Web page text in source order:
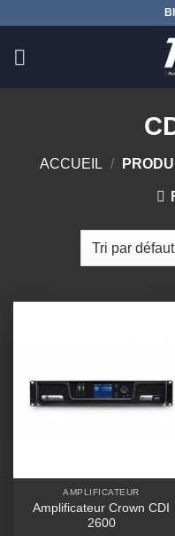
contenu
ACCUEIL /
AMPLIFICATEUR
Amplificateur Crown CDI
2600